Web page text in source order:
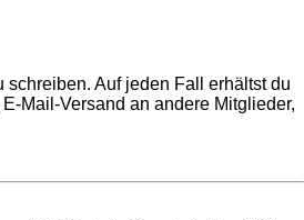
Auf jeden Fall erhältst du
Mail-Versand an andere Mitglieder,